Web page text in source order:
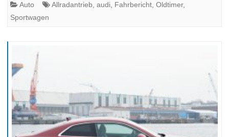
Auto Allradantrieb, audi, Fahrbericht, Oldtimer,
Sportwagen